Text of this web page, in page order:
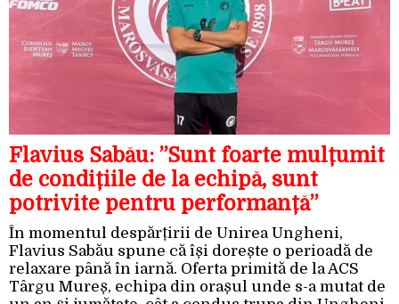
Flavius Sabău: ”Sunt foarte mulțumit
de condițiile de la echipă, sunt
potrivite pentru performanță”
În momentul despărțirii de Unirea Ungheni,
Flavius Sabău spune că își dorește o perioadă de
relaxare până în iarnă. Oferta primită de la ACS
Târgu Mureș, echipa din orașul unde s-a mutat de